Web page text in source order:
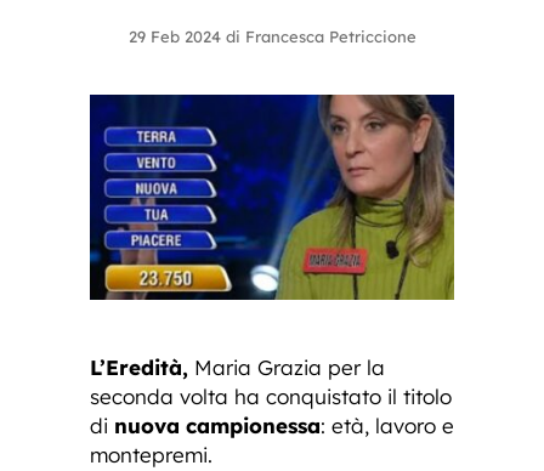
29 Feb 2024 di Francesca Petriccione
L’Eredità, Maria Grazia per la
seconda volta ha conquistato il titolo
di nuova campionessa: età, lavoro e
montepremi.